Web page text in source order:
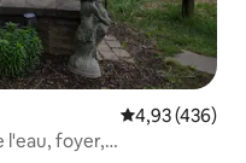
Évaluation
4,93 (436)
l'eau, foyer,